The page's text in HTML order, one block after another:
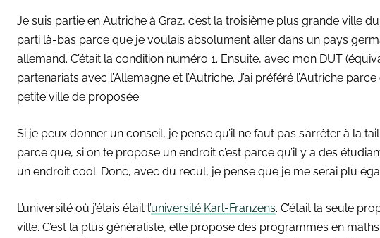
Je suis partie en Autriche à Graz, c’est la troisième plus grande ville
parti là-bas parce que je voulais absolument aller dans un pays
allemand. C’était la condition numéro 1. Ensuite, avec mon DUT
partenariats avec l’Allemagne et l’Autriche. J’ai préféré l’Autriche
petite ville de proposée.
Si je peux donner un conseil, je pense qu’il ne faut pas s’arrêter à la
parce que, si on te propose un endroit c’est parce qu’il y a des
un endroit cool. Donc, avec du recul, je pense que je me serai plu
L’université où j’étais était l’université Karl-Franzens. C’était la seule
ville. C’est la plus généraliste, elle propose des programmes en